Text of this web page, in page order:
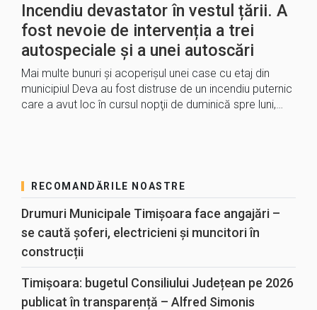
Incendiu devastator în vestul țării. A
fost nevoie de intervenția a trei
autospeciale şi a unei autoscări
Mai multe bunuri şi acoperişul unei case cu etaj din
municipiul Deva au fost distruse de un incendiu puternic
care a avut loc în cursul nopţii de duminică spre luni,…
RECOMANDĂRILE NOASTRE
Drumuri Municipale Timișoara face angajări –
se caută șoferi, electricieni și muncitori în
construcții
Timișoara: bugetul Consiliului Județean pe 2026
publicat în transparență – Alfred Simonis